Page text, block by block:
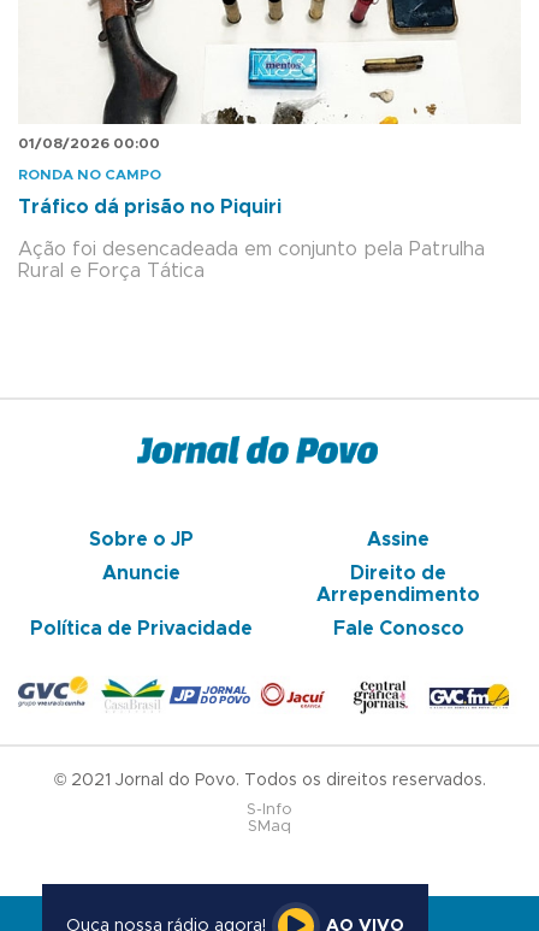
01/08/2026 00:00
RONDA NO CAMPO
Tráfico dá prisão no Piquiri
Ação foi desencadeada em conjunto pela Patrulha
Rural e Força Tática
Sobre o JP
Assine
Anuncie
Direito de
Arrependimento
Política de Privacidade
Fale Conosco
© 2021 Jornal do Povo. Todos os direitos reservados.
S-Info
SMaq
Ouça nossa rádio agora! AO VIVO